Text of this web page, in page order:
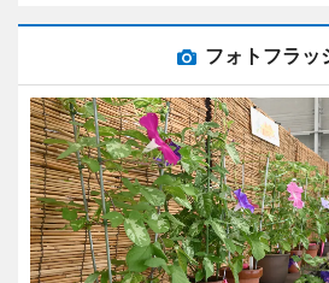
フォトフラッ